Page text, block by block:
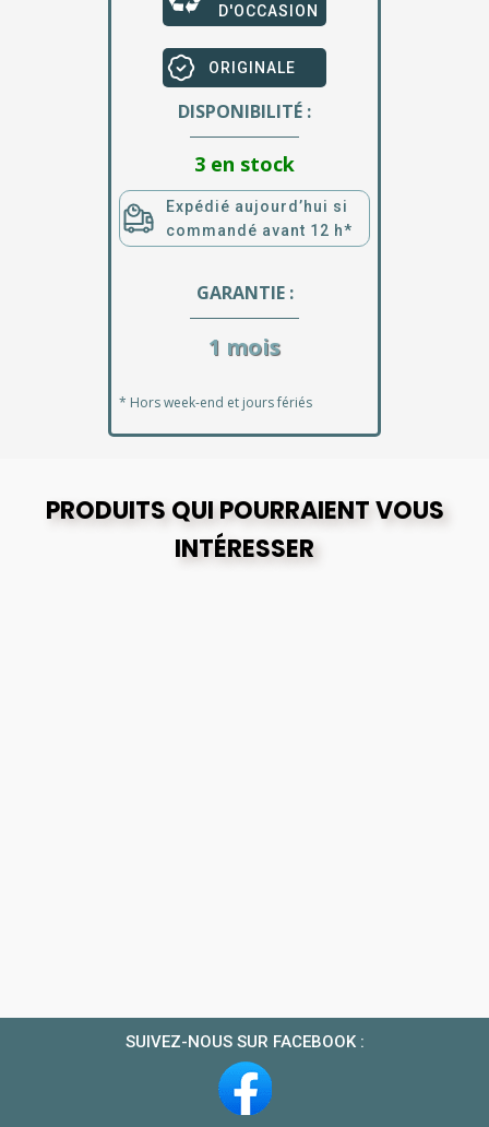
D'OCCASION
ORIGINALE
DISPONIBILITÉ :
3 en stock
Expédié aujourd’hui si
commandé avant 12 h*
GARANTIE :
1 mois
* Hors week-end et jours fériés
PRODUITS QUI POURRAIENT VOUS
INTÉRESSER
SUIVEZ-NOUS SUR FACEBOOK :